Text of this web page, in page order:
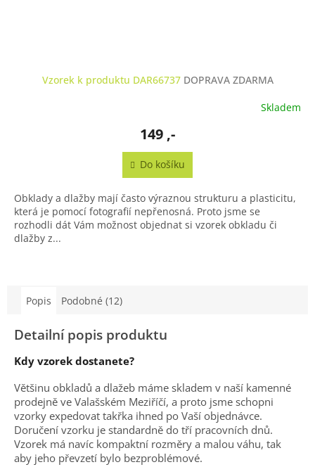
Vzorek k produktu DAR66737 DOPRAVA ZDARMA
Skladem
149 ,-
Do košíku
Obklady a dlažby mají často výraznou strukturu a plasticitu,
která je pomocí fotografií nepřenosná. Proto jsme se
rozhodli dát Vám možnost objednat si vzorek obkladu či
dlažby z...
Popis Podobné (12)
Detailní popis produktu
Kdy vzorek dostanete?
Většinu obkladů a dlažeb máme skladem v naší kamenné
prodejně ve Valašském Meziříčí, a proto jsme schopni
vzorky expedovat takřka ihned po Vaší objednávce.
Doručení vzorku je standardně do tří pracovních dnů.
Vzorek má navíc kompaktní rozměry a malou váhu, tak
aby jeho převzetí bylo bezproblémové.